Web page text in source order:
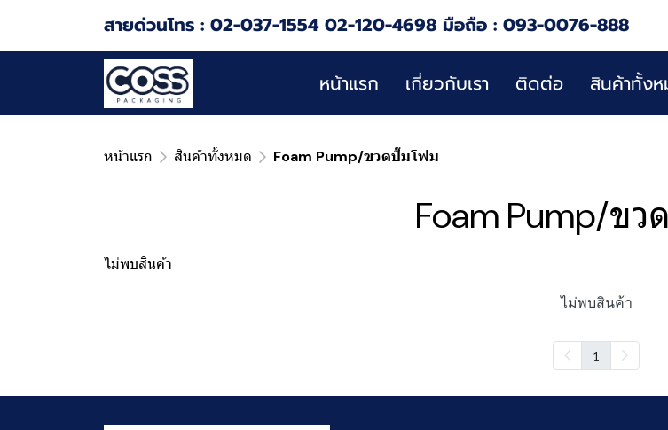
สายด่วนโทร : 02-037-1554 02-120-4698 มือถือ : 093-0076-888
หน้าแรก เกี่ยวกับเรา ติดต่อ สินค้าทั้ง
หน้าแรก สินค้าทั้งหมด Foam Pump/ขวดปั๊มโฟม
Foam Pump/ข
ไม่พบสินค้า
ไม่พบสินค้า
1